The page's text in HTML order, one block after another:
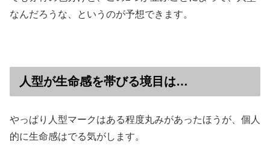
なんだろうな、というのが予想できます。
人型が生命感を帯びる境目は…
やっぱり人型マークはある程度丸みがあったほうが、個人
的に生命感はでる気がします。